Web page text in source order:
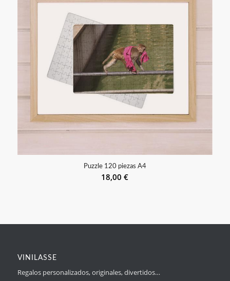
Puzzle 120 piezas A4
18,00€
VINILASSE
Regalos personalizados, originales, divertidos…